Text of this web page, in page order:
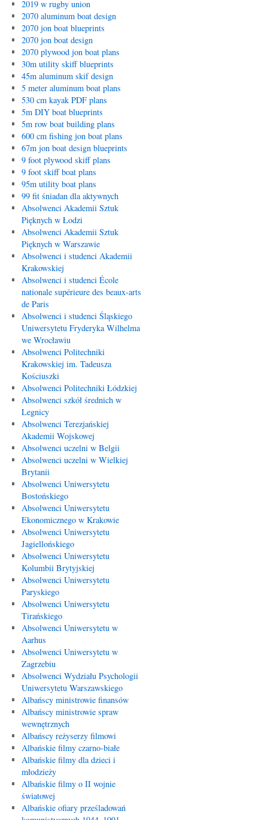
2019 w rugby union
2070 aluminum boat design
2070 jon boat blueprints
2070 jon boat design
2070 plywood jon boat plans
30m utility skiff blueprints
45m aluminum skif design
5 meter aluminum boat plans
530 cm kayak PDF plans
5m DIY boat blueprints
5m row boat building plans
600 cm fishing jon boat plans
67m jon boat design blueprints
9 foot plywood skiff plans
9 foot skiff boat plans
95m utility boat plans
99 fit śniadan dla aktywnych
Absolwenci Akademii Sztuk
Pięknych w Łodzi
Absolwenci Akademii Sztuk
Pięknych w Warszawie
Absolwenci i studenci Akademii
Krakowskiej
Absolwenci i studenci École
nationale supérieure des beaux-arts
de Paris
Absolwenci i studenci Śląskiego
Uniwersytetu Fryderyka Wilhelma
we Wrocławiu
Absolwenci Politechniki
Krakowskiej im. Tadeusza
Kościuszki
Absolwenci Politechniki Łódzkiej
Absolwenci szkół średnich w
Legnicy
Absolwenci Terezjańskiej
Akademii Wojskowej
Absolwenci uczelni w Belgii
Absolwenci uczelni w Wielkiej
Brytanii
Absolwenci Uniwersytetu
Bostońskiego
Absolwenci Uniwersytetu
Ekonomicznego w Krakowie
Absolwenci Uniwersytetu
Jagiellońskiego
Absolwenci Uniwersytetu
Kolumbii Brytyjskiej
Absolwenci Uniwersytetu
Paryskiego
Absolwenci Uniwersytetu
Tirańskiego
Absolwenci Uniwersytetu w
Aarhus
Absolwenci Uniwersytetu w
Zagrzebiu
Absolwenci Wydziału Psychologii
Uniwersytetu Warszawskiego
Albańscy ministrowie finansów
Albańscy ministrowie spraw
wewnętrznych
Albańscy reżyserzy filmowi
Albańskie filmy czarno-białe
Albańskie filmy dla dzieci i
młodzieży
Albańskie filmy o II wojnie
światowej
Albańskie ofiary prześladowań